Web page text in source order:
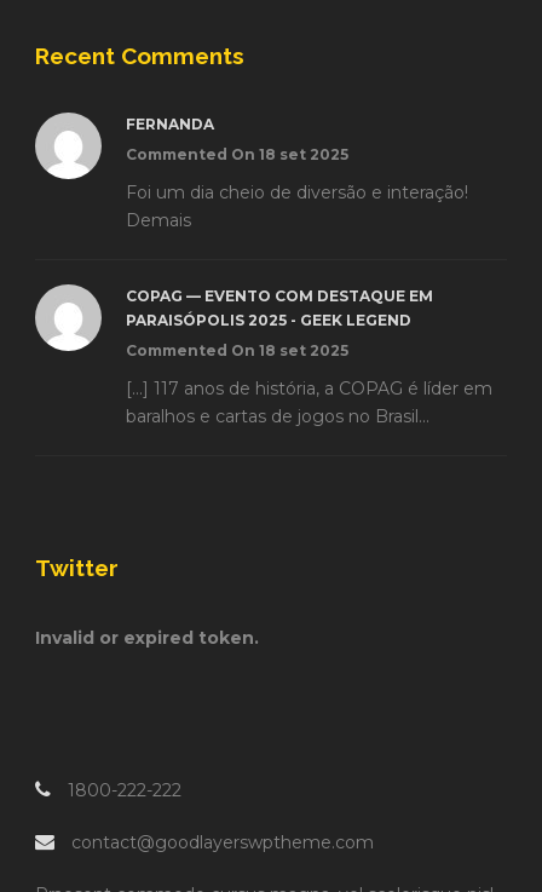
Recent Comments
FERNANDA
Commented On 18 set 2025
Foi um dia cheio de diversão e interação!
Demais
COPAG — EVENTO COM DESTAQUE EM
PARAISÓPOLIS 2025 - GEEK LEGEND
Commented On 18 set 2025
[…] 117 anos de história, a COPAG é líder em
baralhos e cartas de jogos no Brasil...
Twitter
Invalid or expired token.
1800-222-222
contact@goodlayerswptheme.com